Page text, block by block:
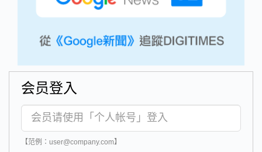
会员登入
【范例：user@company.com】